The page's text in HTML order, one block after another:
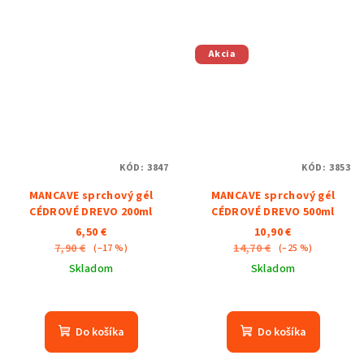
MANCAVE sprchový gél
CÉDROVÉ DREVO 200ml
6,50 €
7,90 € (–17 %)
Skladom
Do košíka
KÓD: 3847
Akcia
MANCAVE sprchový gél
CÉDROVÉ DREVO 500ml
10,90 €
14,70 € (–25 %)
Skladom
Do košíka
KÓD: 3853